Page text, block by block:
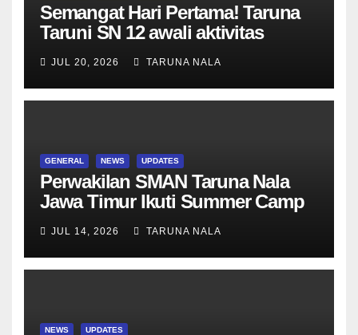
Semangat Hari Pertama! Taruna
Taruni SN 12 awali aktivitas
Asesmen Diagnostik
JUL 20, 2026 TARUNA NALA
GENERAL NEWS UPDATES
Perwakilan SMAN Taruna Nala
Jawa Timur Ikuti Summer Camp
JUL 14, 2026 TARUNA NALA
NEWS UPDATES